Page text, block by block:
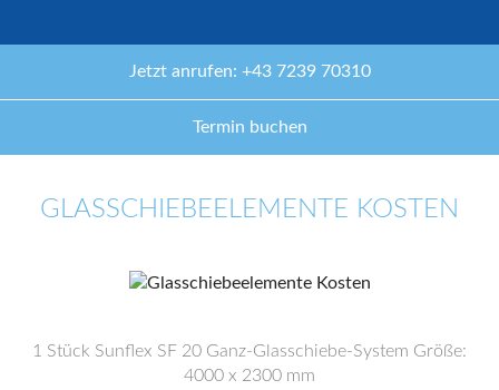
Jetzt anrufen: +43 7239 70310
Termin buchen
GLASSCHIEBEELEMENTE KOSTEN
1 Stück Sunflex SF 20 Ganz-Glasschiebe-System Größe:
4000 x 2300 mm